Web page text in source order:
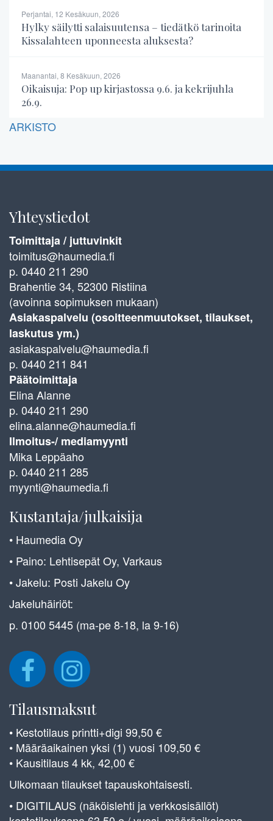
Perjantai, 12 Kesäkuun, 2026
Hylky säilytti salaisuutensa – tiedätkö tarinoita
Kissalahteen uponneesta aluksesta?
Maanantai, 8 Kesäkuun, 2026
Oikaisuja: Pop up kirjastossa 9.6. ja kekrijuhla
26.9.
ARKISTO
Yhteystiedot
Toimittaja / juttuvinkit
toimitus@haumedia.fi
p. 0440 211 290
Brahentie 34, 52300 Ristiina
(avoinna sopimuksen mukaan)
Asiakaspalvelu (osoitteenmuutokset, tilaukset,
laskutus ym.)
asiakaspalvelu@haumedia.fi
p. 0440 211 841
Päätoimittaja
Elina Alanne
p. 0440 211 290
elina.alanne@haumedia.fi
Ilmoitus-/ mediamyynti
Mika Leppäaho
p. 0440 211 285
myynti@haumedia.fi
Kustantaja/julkaisija
• Haumedia Oy
• Paino: Lehtisepät Oy, Varkaus
• Jakelu: Posti Jakelu Oy
Jakeluhäiriöt:
p. 0100 5445 (ma-pe 8-18, la 9-16)
Tilausmaksut
• Kestotilaus printti+digi 99,50 €
• Määräaikainen yksi (1) vuosi 109,50 €
• Kausitilaus 4 kk, 42,00 €
Ulkomaan tilaukset tapauskohtaisesti.
• DIGITILAUS (näköislehti ja verkkosisällöt)